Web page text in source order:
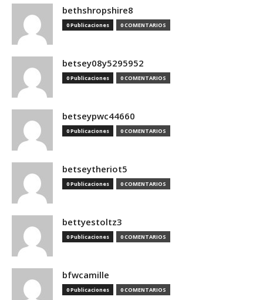
bethshropshire8
0 Publicaciones 0 COMENTARIOS
betsey08y5295952
0 Publicaciones 0 COMENTARIOS
betseypwc44660
0 Publicaciones 0 COMENTARIOS
betseytheriot5
0 Publicaciones 0 COMENTARIOS
bettyestoltz3
0 Publicaciones 0 COMENTARIOS
bfwcamille
0 Publicaciones 0 COMENTARIOS